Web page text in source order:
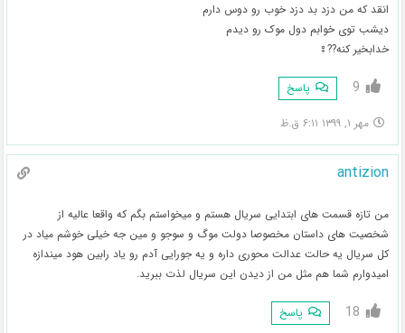
انقد که من دزد بد دزد خوب رو دوس دارم
دیشب توی خوابم دول موک رو دیدم
خدابخیر کنه??‍♀️
9 پاسخ
مهر ۱, ۱۳۹۹ ۶:۱۱ ق.ظ
antizion
من تازه قسمت های ابتدایی سریال هستم و میخواستم بگم که واقعا عالیه از
شخصیت های داستان مخصوصا دولت موگ و سوجو و مین جه خیلی خوشم میاد در
کل سریال یه حالت عدالت محوری داره و یه جورایی آدم رو یاد رابین هود میندازه
امیدوارم شما هم مثل من از دیدن این سریال لذت ببرید.
18 پاسخ